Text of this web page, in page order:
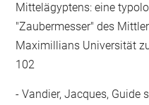
Mittelägyptens: eine
"Zaubermesser" des
Maximillians Universität
102
Vandier, Jacques, Guide